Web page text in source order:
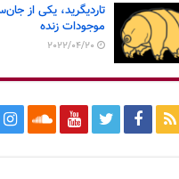
تاردیگرید، یکی از
موجودات زنده
2022/04/20